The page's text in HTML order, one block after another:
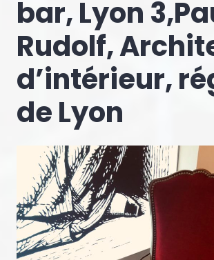
bar, Lyon
Rudolf,
d’intérieur,
de Lyon